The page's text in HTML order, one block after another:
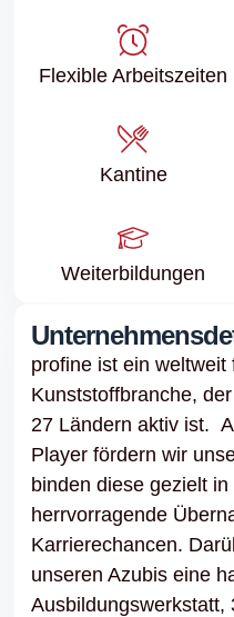
Flexible Arbeitszeiten
Kantine
Weiter­bildungen
profine ist ein
Kunststoffbranche,
27 Ländern aktiv ist.
Player fördern wir
binden diese gezielt
herrvorragende
Karrierechancen.
unseren Azubis eine
Ausbildungswerkstatt,